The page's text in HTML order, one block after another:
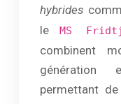
hybrides
le MS
combinent
génération
permettant